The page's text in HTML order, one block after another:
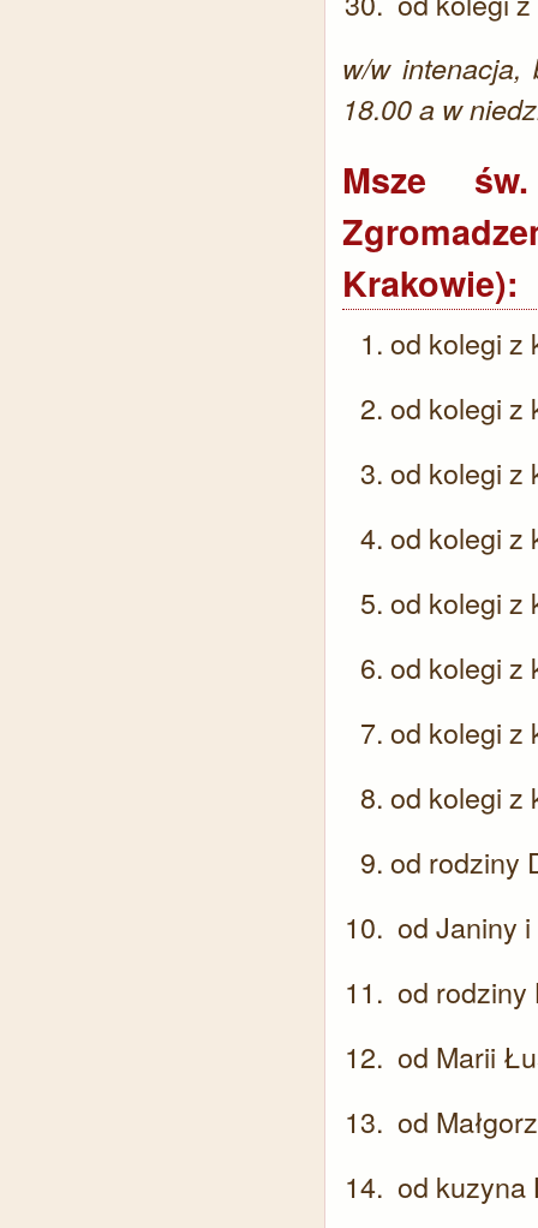
w/w intenacja,
18.00 a w
Msze
Krakowie):
od kolegi z
od kolegi z
od kolegi z
od kolegi z
od kolegi z
od kolegi z
od kolegi z
od kolegi z
od rodziny
od Janiny
od rodziny
od Marii
od
od kuzyna